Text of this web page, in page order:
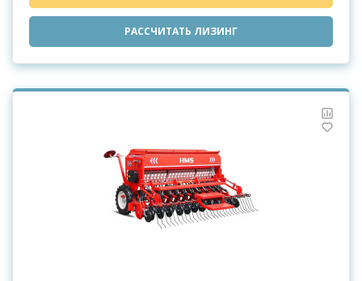
РАССЧИТАТЬ ЛИЗИНГ